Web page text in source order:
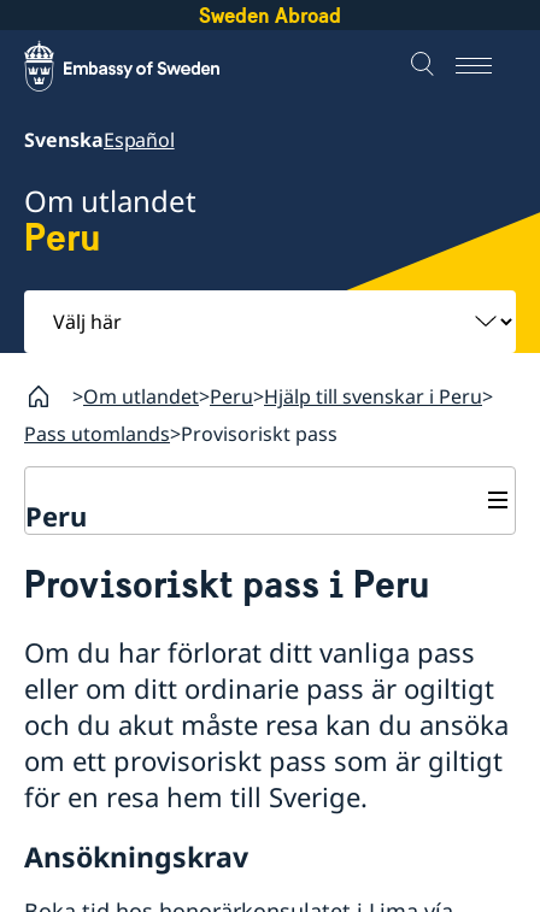
Sweden Abroad
SvenskaEspañol
Om utlandet
Peru
Välj
här
Om utlandet Peru Hjälp till svenskar i Peru
Pass utomlands Provisoriskt pass
Peru
Hjälp till svenskar i Peru
Konsulat i Peru
Pass utomlands
Samordningsnummer
Provisoriskt pass
Förnyelse av körkort
Medborgarskap
Registrering och anmälan om namn
Anmälan om svenskt medborgarskap för barn
Pension och levnadsintyg
Gifta sig
Skilja sig
Provisoriskt pass i Peru
Om du har förlorat ditt vanliga pass
eller om ditt ordinarie pass är ogiltigt
och du akut måste resa kan du ansöka
om ett provisoriskt pass som är giltigt
för en resa hem till Sverige.
Ansökningskrav